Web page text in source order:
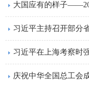
大国应有的样子
习近平主持召开部分
习近平在上海考察时